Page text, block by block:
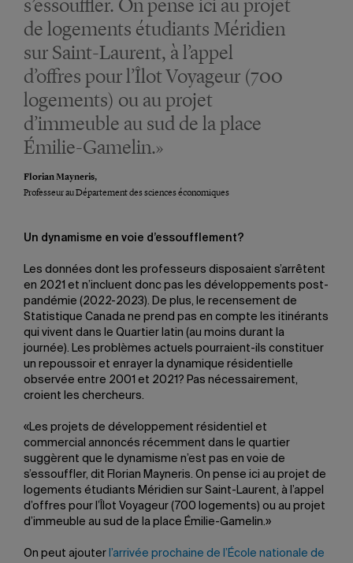
s’essouffler. On pense ici au projet
de logements étudiants Méridien
sur Saint-Laurent, à l’appel
d’offres pour l’Îlot Voyageur (700
logements) ou au projet
d’immeuble au sud de la place
Émilie-Gamelin.»
Florian Mayneris,
Professeur au Département des sciences économiques
Un dynamisme en voie d’essoufflement?
Les données dont les professeurs disposaient s’arrêtent
en 2021 et n’incluent donc pas les développements post-
pandémie (2022-2023). De plus, le recensement de
Statistique Canada ne prend pas en compte les itinérants
qui vivent dans le Quartier latin (au moins durant la
journée). Les problèmes actuels pourraient-ils constituer
un repoussoir et enrayer la dynamique résidentielle
observée entre 2001 et 2021? Pas nécessairement,
croient les chercheurs.
«Les projets de développement résidentiel et
commercial annoncés récemment dans le quartier
suggèrent que le dynamisme n’est pas en voie de
s’essouffler, dit Florian Mayneris. On pense ici au projet de
logements étudiants Méridien sur Saint-Laurent, à l’appel
d’offres pour l’Îlot Voyageur (700 logements) ou au projet
d’immeuble au sud de la place Émilie-Gamelin.»
On peut ajouter l’arrivée prochaine de l’École nationale de